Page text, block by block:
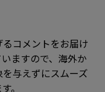
コメントをお届け
ますので、海外か
与えずにスムーズ
。